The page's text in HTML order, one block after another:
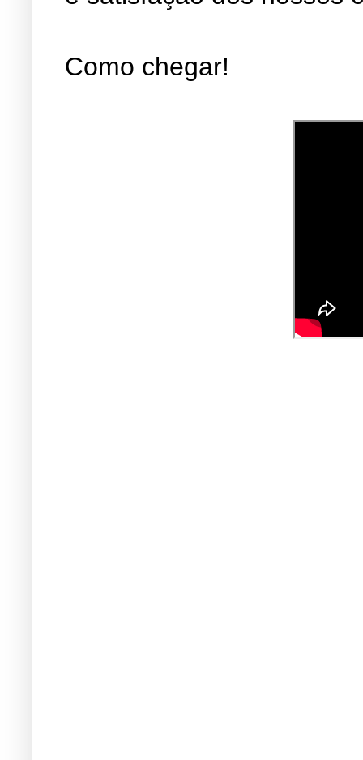
Como chegar!